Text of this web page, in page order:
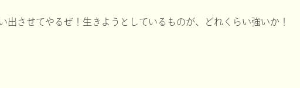
出させてやるぜ！生きようとしているものが、どれくらい強いか！